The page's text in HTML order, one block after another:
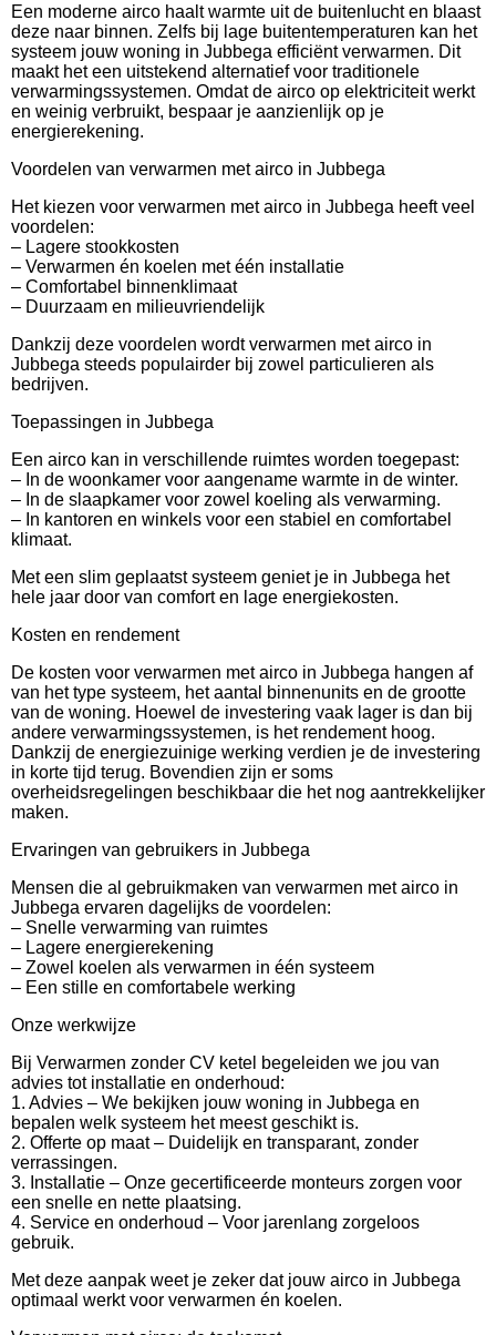
Een moderne airco haalt warmte uit de buitenlucht en blaast
deze naar binnen. Zelfs bij lage buitentemperaturen kan het
systeem jouw woning in Jubbega efficiënt verwarmen. Dit
maakt het een uitstekend alternatief voor traditionele
verwarmingssystemen. Omdat de airco op elektriciteit werkt
en weinig verbruikt, bespaar je aanzienlijk op je
energierekening.
Voordelen van verwarmen met airco in Jubbega
Het kiezen voor verwarmen met airco in Jubbega heeft veel
voordelen:
– Lagere stookkosten
– Verwarmen én koelen met één installatie
– Comfortabel binnenklimaat
– Duurzaam en milieuvriendelijk
Dankzij deze voordelen wordt verwarmen met airco in
Jubbega steeds populairder bij zowel particulieren als
bedrijven.
Toepassingen in Jubbega
Een airco kan in verschillende ruimtes worden toegepast:
– In de woonkamer voor aangename warmte in de winter.
– In de slaapkamer voor zowel koeling als verwarming.
– In kantoren en winkels voor een stabiel en comfortabel
klimaat.
Met een slim geplaatst systeem geniet je in Jubbega het
hele jaar door van comfort en lage energiekosten.
Kosten en rendement
De kosten voor verwarmen met airco in Jubbega hangen af
van het type systeem, het aantal binnenunits en de grootte
van de woning. Hoewel de investering vaak lager is dan bij
andere verwarmingssystemen, is het rendement hoog.
Dankzij de energiezuinige werking verdien je de investering
in korte tijd terug. Bovendien zijn er soms
overheidsregelingen beschikbaar die het nog aantrekkelijker
maken.
Ervaringen van gebruikers in Jubbega
Mensen die al gebruikmaken van verwarmen met airco in
Jubbega ervaren dagelijks de voordelen:
– Snelle verwarming van ruimtes
– Lagere energierekening
– Zowel koelen als verwarmen in één systeem
– Een stille en comfortabele werking
Onze werkwijze
Bij Verwarmen zonder CV ketel begeleiden we jou van
advies tot installatie en onderhoud:
1. Advies – We bekijken jouw woning in Jubbega en
bepalen welk systeem het meest geschikt is.
2. Offerte op maat – Duidelijk en transparant, zonder
verrassingen.
3. Installatie – Onze gecertificeerde monteurs zorgen voor
een snelle en nette plaatsing.
4. Service en onderhoud – Voor jarenlang zorgeloos
gebruik.
Met deze aanpak weet je zeker dat jouw airco in Jubbega
optimaal werkt voor verwarmen én koelen.